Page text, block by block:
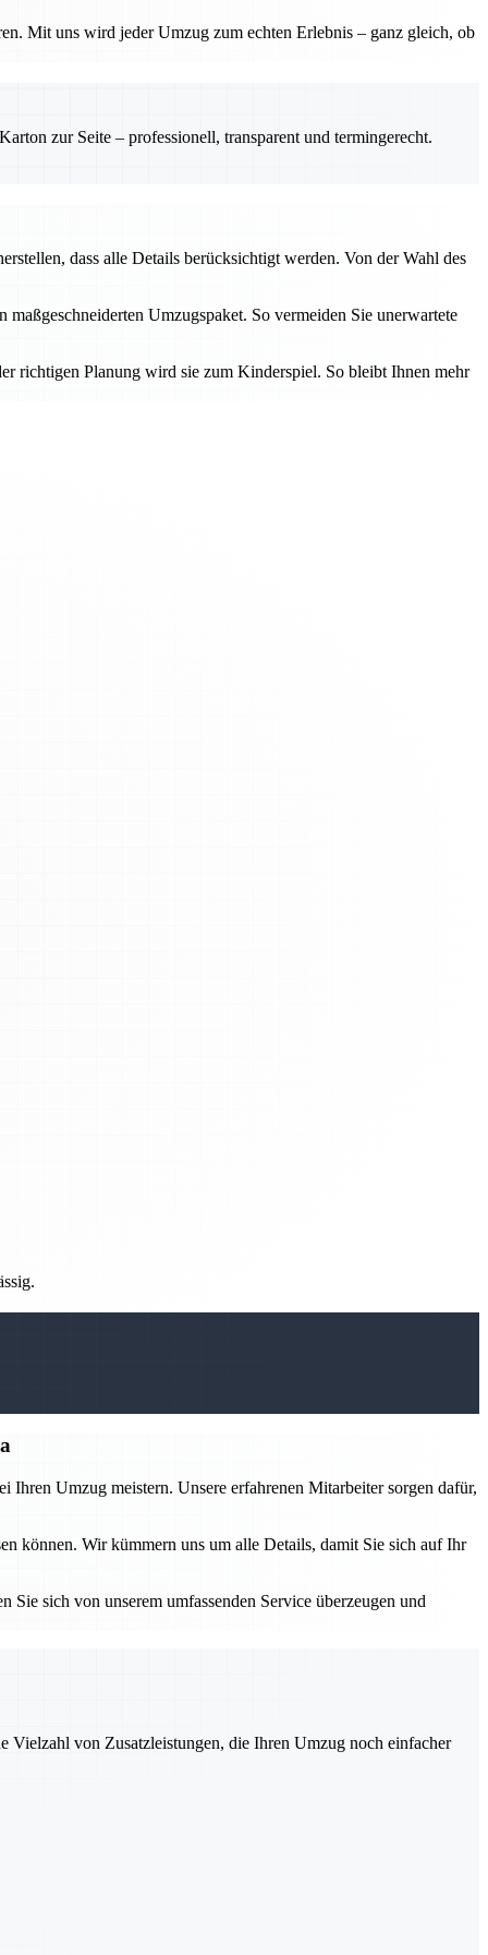
Mit uns wird jeder Umzug zum echten Erlebnis – ganz gleich, ob
zur Seite – professionell, transparent und termingerecht.
dass alle Details berücksichtigt werden. Von der Wahl des
Umzugspaket. So vermeiden Sie unerwartete
richtigen Planung wird sie zum Kinderspiel. So bleibt Ihnen mehr
Umzug meistern. Unsere erfahrenen Mitarbeiter sorgen dafür,
können. Wir kümmern uns um alle Details, damit Sie sich auf Ihr
sich von unserem umfassenden Service überzeugen und
Vielzahl von Zusatzleistungen, die Ihren Umzug noch einfacher